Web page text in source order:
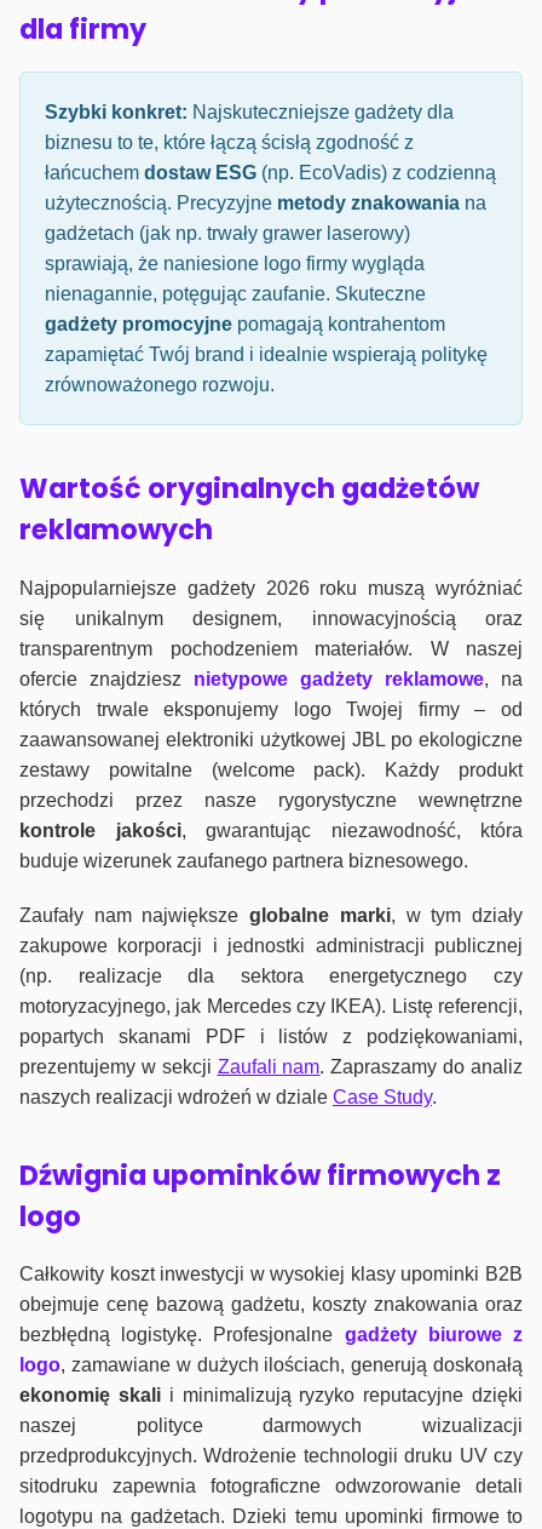
dla firmy
Szybki konkret: Najskuteczniejsze gadżety dla
biznesu to te, które łączą ścisłą zgodność z
łańcuchem dostaw ESG (np. EcoVadis) z codzienną
użytecznością. Precyzyjne metody znakowania na
gadżetach (jak np. trwały grawer laserowy)
sprawiają, że naniesione logo firmy wygląda
nienagannie, potęgując zaufanie. Skuteczne
gadżety promocyjne pomagają kontrahentom
zapamiętać Twój brand i idealnie wspierają politykę
zrównoważonego rozwoju.
Wartość oryginalnych gadżetów
reklamowych
Najpopularniejsze gadżety 2026 roku muszą wyróżniać
się unikalnym designem, innowacyjnością oraz
transparentnym pochodzeniem materiałów. W naszej
ofercie znajdziesz nietypowe gadżety reklamowe, na
których trwale eksponujemy logo Twojej firmy – od
zaawansowanej elektroniki użytkowej JBL po ekologiczne
zestawy powitalne (welcome pack). Każdy produkt
przechodzi przez nasze rygorystyczne wewnętrzne
kontrole jakości, gwarantując niezawodność, która
buduje wizerunek zaufanego partnera biznesowego.
Zaufały nam największeglobalne marki, w tym działy
zakupowe korporacji i jednostki administracji publicznej
(np. realizacje dla sektora energetycznego czy
motoryzacyjnego, jak Mercedes czy IKEA). Listę referencji,
popartych skanami PDF i listów z podziękowaniami,
prezentujemy w sekcji Zaufali nam. Zapraszamy do analiz
naszych realizacji wdrożeń w dziale Case Study.
Dźwignia upominków firmowych z
logo
Całkowity koszt inwestycji w wysokiej klasy upominki B2B
obejmuje cenę bazową gadżetu, koszty znakowania oraz
bezbłędną logistykę. Profesjonalne gadżety biurowe z
logo, zamawiane w dużych ilościach, generują doskonałą
ekonomię skalii minimalizują ryzyko reputacyjne dzięki
naszej polityce darmowych wizualizacji
przedprodukcyjnych. Wdrożenie technologii druku UV czy
sitodruku zapewnia fotograficzne odwzorowanie detali
logotypu na gadżetach. Dzieki temu upominki firmowe to